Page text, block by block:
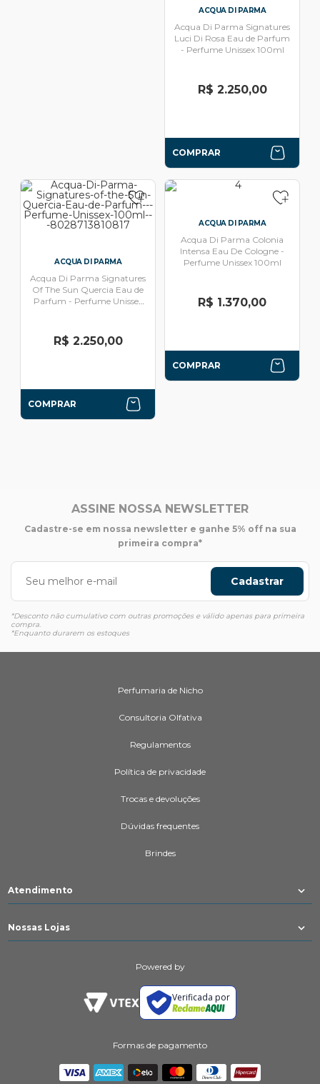
ACQUA DI PARMA
Acqua Di Parma Signatures
Luci Di Rosa Eau de Parfum
- Perfume Unissex 100ml
R$ 2.250,00
COMPRAR
ACQUA DI PARMA
Acqua Di Parma Signatures
Of The Sun Quercia Eau de
Parfum - Perfume Unissex
R$ 2.250,00
COMPRAR
ACQUA DI PARMA
Acqua Di Parma Colonia
Intensa Eau De Cologne -
Perfume Unissex 100ml
R$ 1.370,00
COMPRAR
ASSINE NOSSA NEWSLETTER
Cadastre-se em nossa newsletter e ganhe 5% off na sua
primeira compra*
Cadastrar
*Desconto não cumulativo com outras promoções e válido apenas para primeira
compra.
*Enquanto durarem os estoques
Perfumaria de Nicho
Consultoria Olfativa
Regulamentos
Política de privacidade
Trocas e devoluções
Dúvidas frequentes
Brindes
Atendimento
Nossas Lojas
Powered by
Verificada por
Formas de pagamento